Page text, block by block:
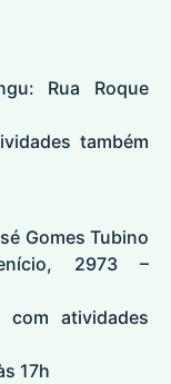
Rua Roque
também
Gomes Tubino
2973 –
atividades
17h